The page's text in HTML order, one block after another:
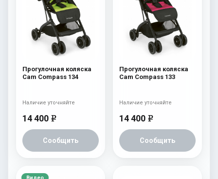
Прогулочная коляска
Cam Compass 134
14 400 e
Сообщить
Наличие уточняйте
Прогулочная коляска
Cam Compass 133
14 400 e
Сообщить
Наличие уточняйте